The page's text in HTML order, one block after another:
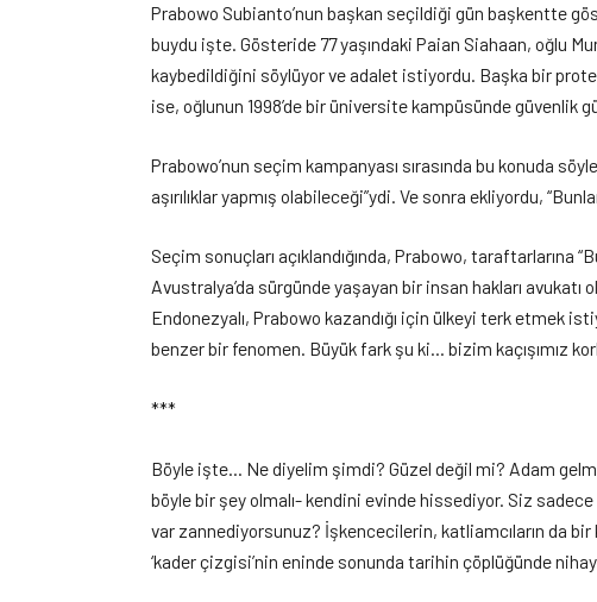
Prabowo Subianto’nun başkan seçildiği gün başkentte
buydu işte. Gösteride 77 yaşındaki Paian Siahaan, oğlu
kaybedildiğini söylüyor ve adalet istiyordu. Başka bir
ise, oğlunun 1998’de bir üniversite kampüsünde güvenlik
Prabowo’nun seçim kampanyası sırasında bu konuda
aşırılıklar yapmış olabileceği”ydi. Ve sonra ekliyordu,
Seçim sonuçları açıklandığında, Prabowo, taraftarlarına
Avustralya’da sürgünde yaşayan bir insan hakları
Endonezyalı, Prabowo kazandığı için ülkeyi terk etmek
benzer bir fenomen. Büyük fark şu ki… bizim kaçışımız
***
Böyle işte… Ne diyelim şimdi? Güzel değil mi? Adam
böyle bir şey olmalı- kendini evinde hissediyor. Siz
var zannediyorsunuz? İşkencecilerin, katliamcıların da
‘kader çizgisi’nin eninde sonunda tarihin çöplüğünde